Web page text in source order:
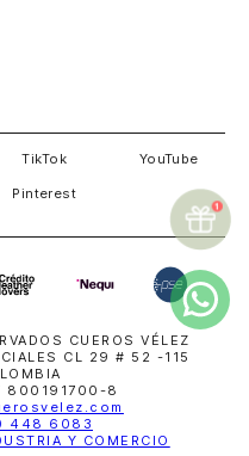
TikTok YouTube
Pinterest
CUEROS VÉLEZ
CL 29 # 52 -115
800191700-8
448 6083
Y COMERCIO